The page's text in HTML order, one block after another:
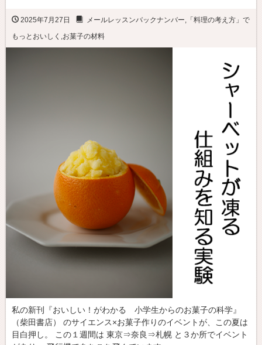
2025年7月27日 メールレッスンバックナンバー
「料理の考え方」で
もっとおいしく お菓子の材料
私の新刊『おいしい！がわかる 小学生からのお菓子の科学』
（柴田書店） のサイエンス×お菓子作りのイベントが、この夏は
目白押し。 この１週間は 東京⇒奈良⇒札幌 と３か所でイベント